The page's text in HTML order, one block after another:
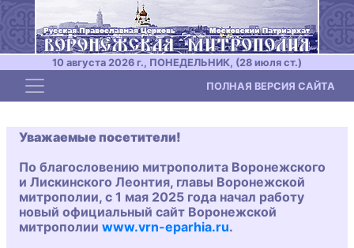
10 августа 2026 г., ПОНЕДЕЛЬНИК, (28 июля ст.)
Toggle navigation ПОЛНАЯ ВЕРСИЯ САЙТА
Уважаемые посетители!
По благословению митрополита Воронежского
и Лискинского Леонтия, главы Воронежской
митрополии, с 1 мая 2025 года начал работу
новый официальный сайт Воронежской
митрополии www.vrn-eparhia.ru.